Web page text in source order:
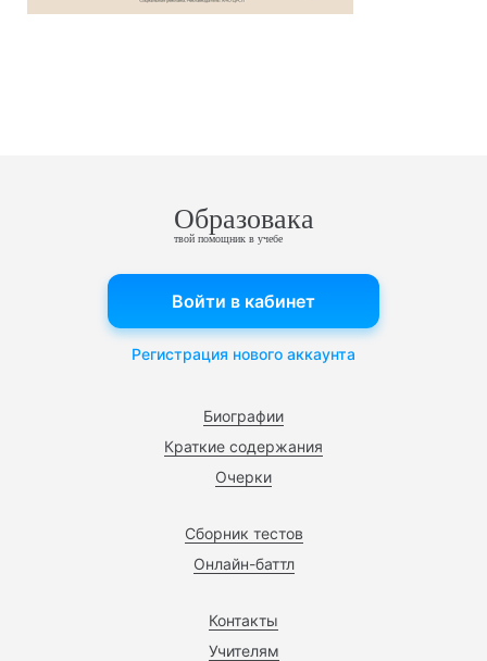
Образовака
твой помощник в учебе
Биографии
Краткие содержания
Очерки
Сборник тестов
Онлайн-баттл
Контакты
Учителям
Войти в кабинет
Регистрация нового аккаунта